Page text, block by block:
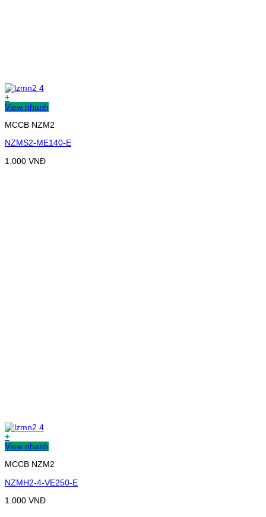
+
View nhanh
MCCB NZM2
NZMS2-ME140-E
1.000 VNĐ
+
View nhanh
MCCB NZM2
NZMH2-4-VE250-E
1.000 VNĐ